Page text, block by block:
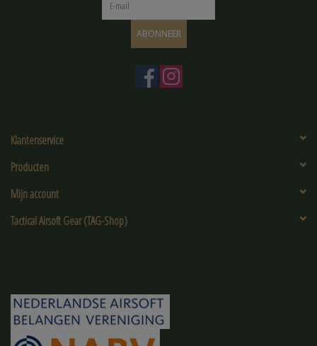
ABONNEER
Klantenservice
Producten
Mijn account
Tactical Airsoft Gear (TAG-Shop)